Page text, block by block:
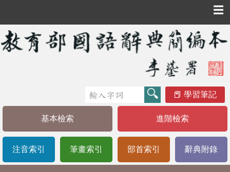
☰
學習筆記
基本檢索 進階檢索
注音索引 筆畫索引 部首索引 辭典附錄